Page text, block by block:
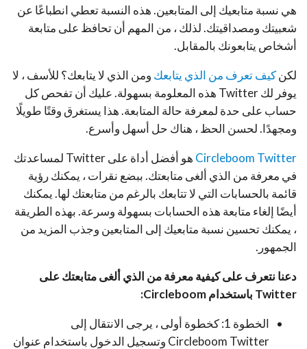
هي نسبة متابعيك إلى المتابعين. هذه النسبة تعطي انطباعًا عن
شعبيتك ومصداقيتك. لذلك ، من المهم أن تحافظ على متابعة
أشخاص يتابعونك بالمقابل.
لكنكيف تعرف من الذي يتابعك ومن الذي لا يتابعك؟ للأسف ، لا
يوفر لك Twitter هذه المعلومة بسهولة. عليك أن تفحص كل
حساب على حدة لمعرفة حالة المتابعة. هذا يستغرق وقتًا طويلًا
ومجهدًا. لحسن الحظ ، هناك حل أسهل وأسرع.
Circleboom Twitter
هو أفضل أداة على Twitter لمساعدتك
في معرفة من الذي ألغى متابعتك. ببضع نقرات ، يمكنك رؤية
قائمة بالحسابات التي لا تتابعك بالرغم من متابعتك لها. يمكنك
أيضًا إلغاء متابعة هذه الحسابات بسهولة وسرعة. بهذه الطريقة
، يمكنك تحسين نسبة متابعيك إلى المتابعين وجذب المزيد من
الجمهور.
دعنا نتعرف على كيفية معرفة من الذي ألغى متابعتك على
Twitter باستخدام Circleboom:
الخطوة 1: كخطوة أولى ، يرجى الانتقال إلى
Circleboom Twitter وتسجيل الدخول باستخدام عنوان